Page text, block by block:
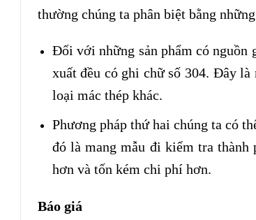
thường chúng ta phân biệt bằng
Đối với những sản phẩm có nguồn
xuất đều có ghi chữ số 304. Đây là
loại mác thép khác.
Phương pháp thứ hai chúng ta có
đó là mang mẫu đi kiểm tra
hơn và tốn kém chi phí hơn.
Báo giá